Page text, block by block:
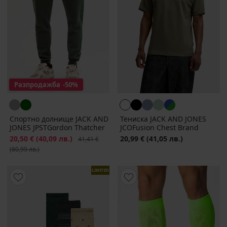
Разпродажба -50%
Спортно долнище JACK AND
JONES JPSTGordon Thatcher
Намаление
20,50 € (40,09 лв.) Първоначална цена
41,41 €
(80,99 лв.)
Тениска JACK AND JONES
JCOFusion Chest Brand
20,99 € (41,05 лв.)
LIMITED